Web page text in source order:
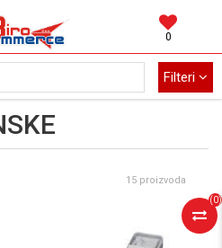
0
(0)
Filteri
15 proizvoda